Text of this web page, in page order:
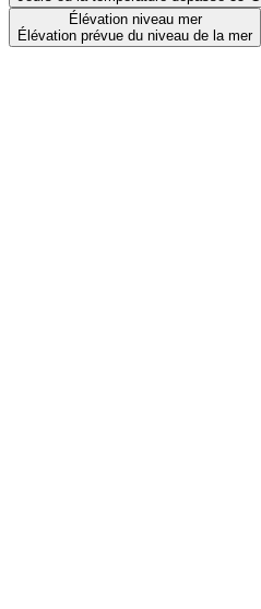
Élévation niveau mer
Élévation prévue du niveau de la mer